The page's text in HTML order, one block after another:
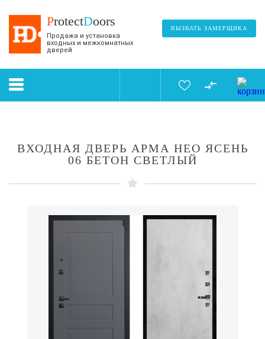
ProtectDoors
Продажа и установка
входных и межкомнатных
дверей
ВЫЗВАТЬ ЗАМЕРЩИКА
ВХОДНАЯ ДВЕРЬ АРМА НЕО ЯСЕНЬ
06 БЕТОН СВЕТЛЫЙ